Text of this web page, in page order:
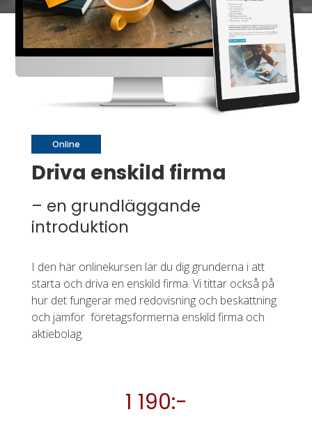
Online
Driva enskild firma
– en grundläggande
introduktion
I den här onlinekursen lär du dig grunderna i att
starta och driva en enskild firma. Vi tittar också på
hur det fungerar med redovisning och beskattning
och jämför företagsformerna enskild firma och
aktiebolag.
1 190:-